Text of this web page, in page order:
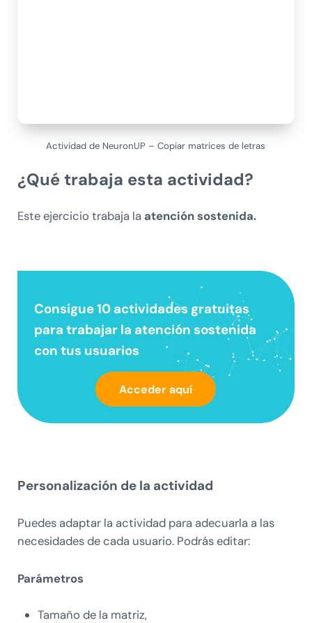
Actividad de NeuronUP – Copiar matrices de letras
¿Qué trabaja esta actividad?
Este ejercicio trabaja la atención sostenida.
Consigue 10 actividades gratuitas
para trabajar la atención sostenida
con tus usuarios
Acceder aquí
Personalización de la actividad
Puedes adaptar la actividad para adecuarla a las
necesidades de cada usuario. Podrás editar:
Parámetros
Tamaño de la matriz,